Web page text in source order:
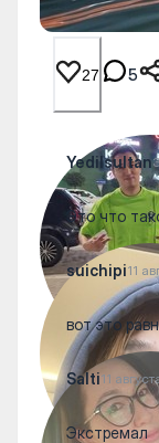
27 5
Yedilsultan
Это что
suichipi11
вот это
Salti11
Экстремал